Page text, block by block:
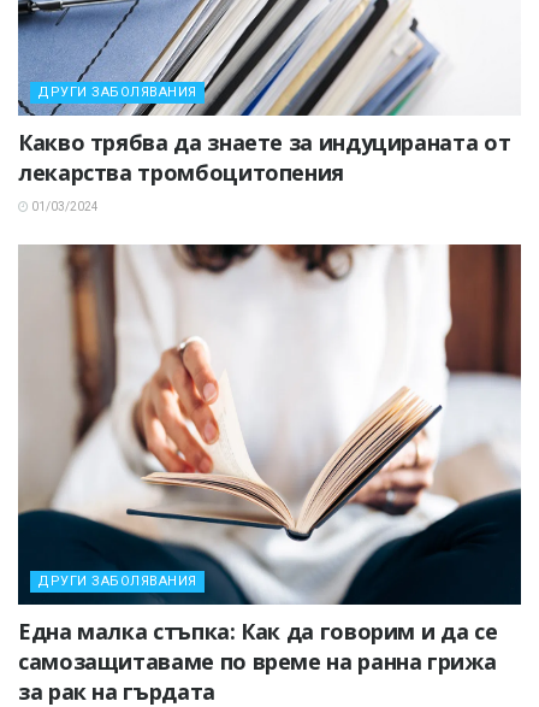
ДРУГИ ЗАБОЛЯВАНИЯ
Какво трябва да знаете за индуцираната от
лекарства тромбоцитопения
01/03/2024
ДРУГИ ЗАБОЛЯВАНИЯ
Една малка стъпка: Как да говорим и да се
самозащитаваме по време на ранна грижа
за рак на гърдата